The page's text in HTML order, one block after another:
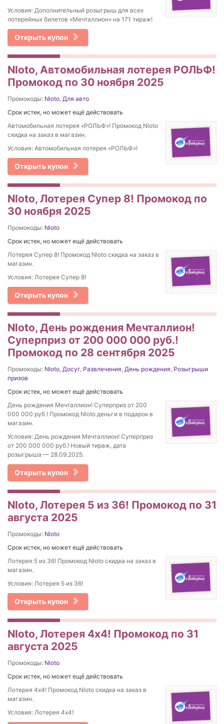
Условия: Дополнительный розыгрыш для всех
лотерейных билетов «Мечталлион» на 171 тираж!
Открыть купон
Nloto, Автомобильная лотерея РОЛЬФ!
Промокод по 30 ноября 2025
Промокоды: Nloto, Для авто
Срок истек, но может ещё действовать
Автомобильная лотерея «РОЛЬФ»! Промокод Nloto
скидка на заказ в магазин.
Условия: Автомобильная лотерея «РОЛЬФ»!
Открыть купон
Nloto, Лотерея Супер 8! Промокод по
30 ноября 2025
Промокоды: Nloto
Срок истек, но может ещё действовать
Лотерея Супер 8! Промокод Nloto скидка на заказ в
магазин.
Условия: Лотерея Супер 8!
Открыть купон
Nloto, День рождения Мечталлион!
Суперприз от 200 000 000 руб.!
Промокод по 28 сентября 2025
Промокоды: Nloto, Досуг, Развлечения, День рождения, Розыгрыши
призов
Срок истек, но может ещё действовать
День рождения Мечталлион! Суперприз от 200
000 000 руб.! Промокод Nloto деньги в подарок в
магазин.
Условия: День рождения Мечталлион! Суперприз
от 200 000 000 руб.! Новый тираж, дата
розыгрыша — 28.09.2025.
Открыть купон
Nloto, Лотерея 5 из 36! Промокод по 31
августа 2025
Промокоды: Nloto
Срок истек, но может ещё действовать
Лотерея 5 из 36! Промокод Nloto скидка на заказ в
магазин.
Условия: Лотерея 5 из 36!
Открыть купон
Nloto, Лотерея 4х4! Промокод по 31
августа 2025
Промокоды: Nloto
Срок истек, но может ещё действовать
Лотерея 4х4! Промокод Nloto скидка на заказ в
магазин.
Условия: Лотерея 4х4!